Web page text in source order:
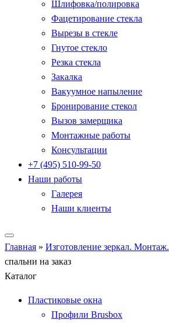
Шлифовка/полировка
Фацетирование стекла
Вырезы в стекле
Гнутое стекло
Резка стекла
Закалка
Вакуумное напыление
Бронирование стекол
Вызов замерщика
Монтажные работы
Консультации
+7 (495) 510-99-50
Наши работы
Галерея
Наши клиенты
Главная » Изготовление зеркал. Монтаж.
спальни на заказ
Каталог
Пластиковые окна
Профили Brusbox